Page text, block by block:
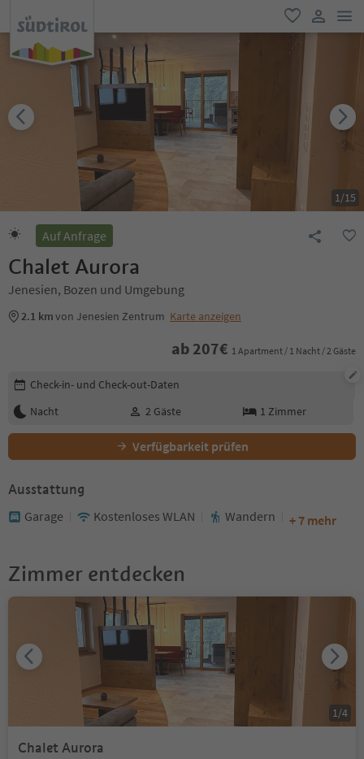
favorit
user link
1/15
Auf Anfrage
Chalet Aurora
Jenesien, Bozen und Umgebung
2.1 kmvon Jenesien Zentrum Karte anzeigen
ab 207€ 1 Apartment / 1 Nacht / 2 Gäste
Buchungsdetails bearbeiten
Check-in- und Check-out-Daten
Nacht
2 Gäste 1 Zimmer
Verfügbarkeit prüfen
Ausstattung
Garage Kostenloses WLAN Wandern + 7 mehr
Zimmer entdecken
Chalet Aurora
1/4